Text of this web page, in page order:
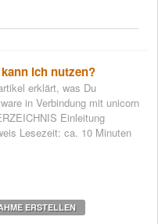
ich nutzen?
erklärt, was Du
in Verbindung mit unicorn
Einleitung
Lesezeit: ca. 10 Minuten
ERSTELLEN